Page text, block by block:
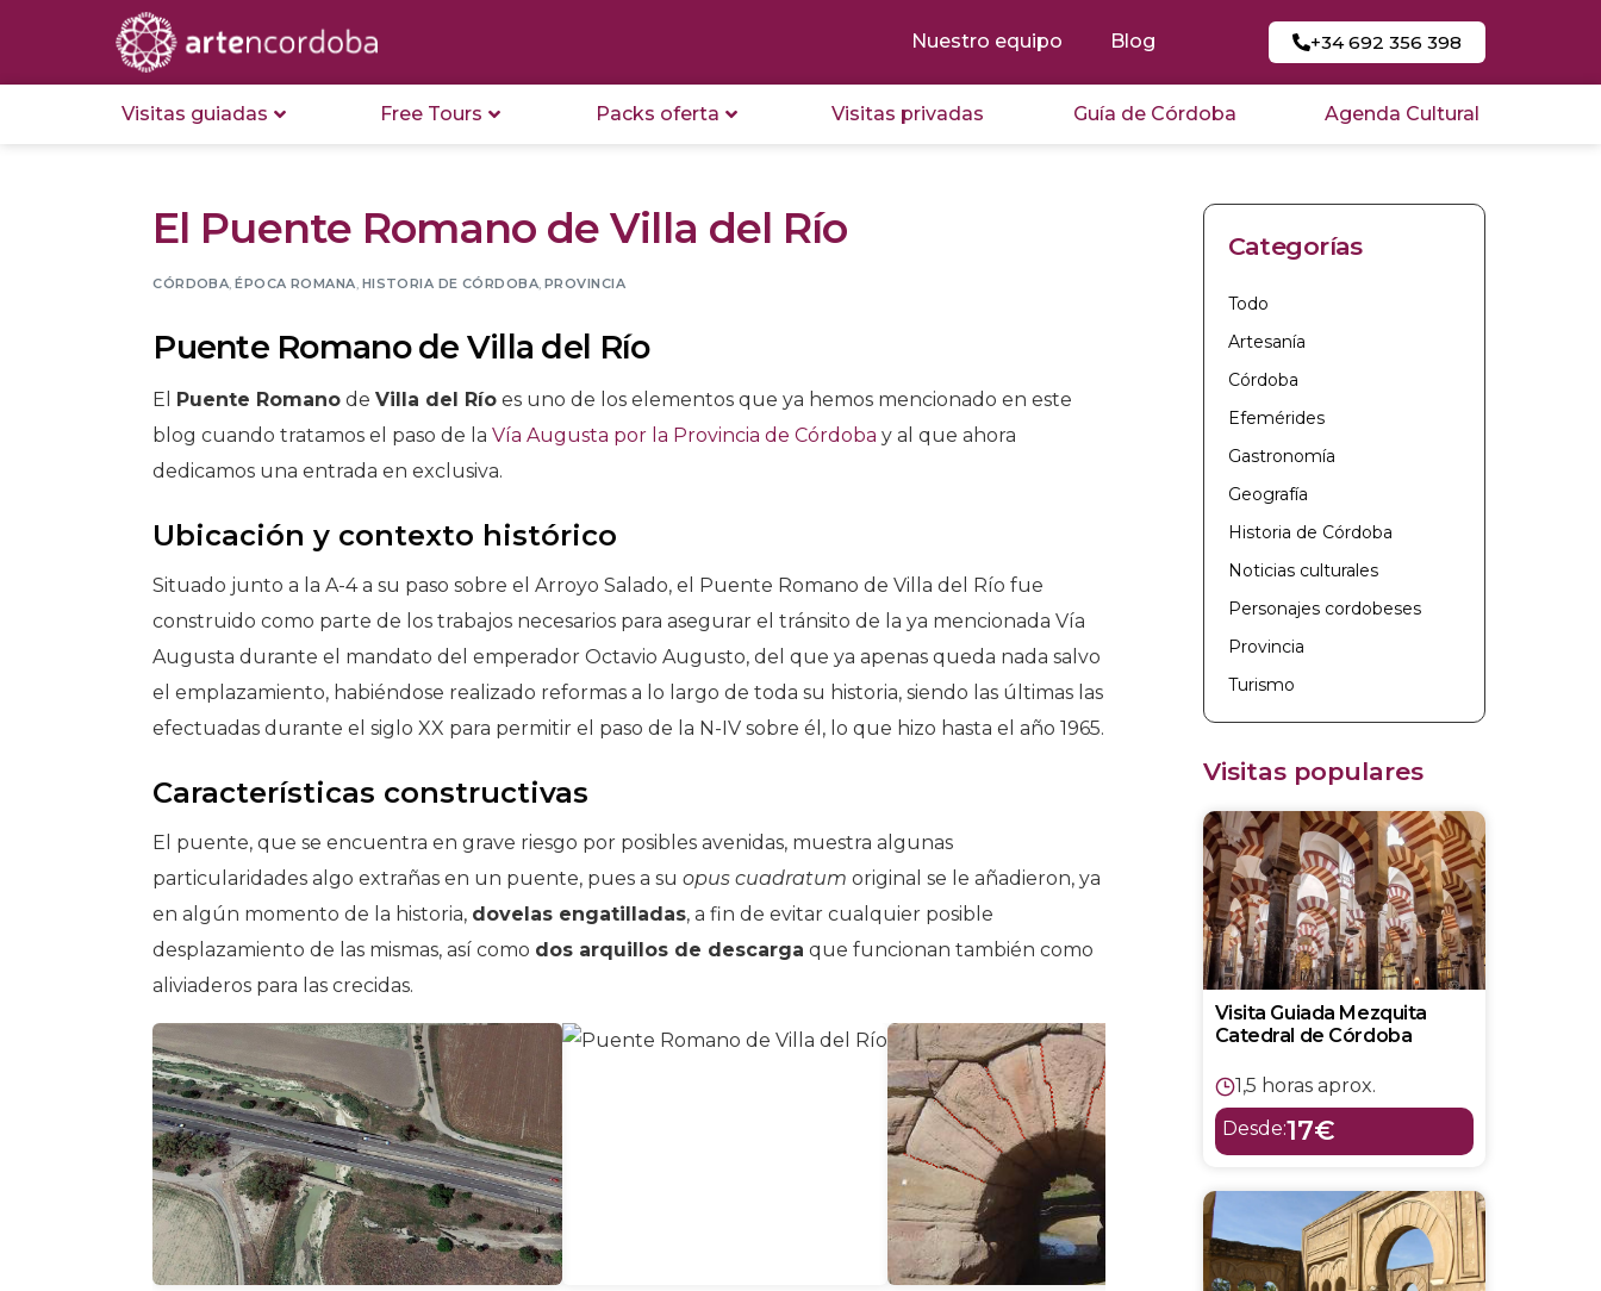
Nuestro equipo Blog +34 692 356 398
Visitas guiadas Free Tours Packs oferta Visitas privadas Guía de Córdoba Agenda Cultural
El Puente Romano de Villa del Río
CÓRDOBA ,ÉPOCA ROMANA HISTORIA DE CÓRDOBA PROVINCIA
Puente Romano de Villa del Río
El Puente Romano deVilla del Río es uno de los elementos que ya hemos mencionado en este
blog cuando tratamos el paso de laVía Augusta por la Provincia de Córdoba y al que ahora
dedicamos una entrada en exclusiva.
Ubicación y contexto histórico
Situado junto a la A-4 a su paso sobre el Arroyo Salado, el Puente Romano de Villa del Río fue
construido como parte de los trabajos necesarios para asegurar el tránsito de la ya mencionada Vía
Augusta durante el mandato del emperador Octavio Augusto, del que ya apenas queda nada salvo
el emplazamiento, habiéndose realizado reformas a lo largo de toda su historia, siendo las últimas las
efectuadas durante el siglo XX para permitir el paso de la N-IV sobre él, lo que hizo hasta el año 1965.
Características constructivas
El puente, que se encuentra en grave riesgo por posibles avenidas, muestra algunas
particularidades algo extrañas en un puente, pues a suopus cuadratum original se le añadieron, ya
en algún momento de la historia, dovelas engatilladas, a fin de evitar cualquier posible
desplazamiento de las mismas, así como dos arquillos de descarga que funcionan también como
aliviaderos para las crecidas.
Categorías
Todo
Artesanía
Córdoba
Efemérides
Gastronomía
Geografía
Historia de Córdoba
Noticias culturales
Personajes cordobeses
Provincia
Turismo
Visitas populares
Visita Guiada Mezquita
Catedral de Córdoba
1,5 horas aprox.
Desde:17€